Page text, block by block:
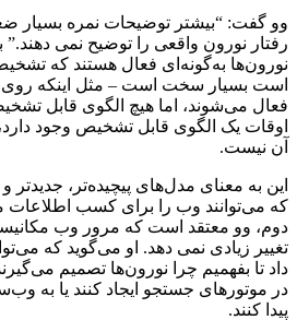
وو گفت: “بیشتر توضیحات نمره بسیار
رفتار نورون واقعی را توضیح نمی دهند.”
نورون‌ها به‌گونه‌ای فعال هستند که
است بسیار سخت است – مثل اینکه
فعال می‌شوند، اما هیچ الگوی قابل
آن نیست.
این به معنای مدل‌های پیچیده‌تر،
که می‌توانند وب را برای کسب اطلاعات
دوم، وو معتقد است که مرور وب
تغییر زیادی نمی دهد. او می‌گوید که
داد تا بفهمیم چرا نورون‌ها تصمیم
در موتورهای جستجو ایجاد کنند یا به
پیدا کنند.